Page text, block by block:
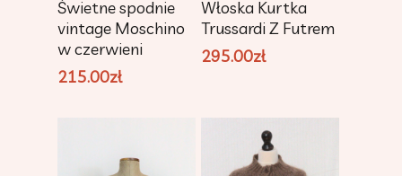
Koszyka
Świetne spodnie
vintage Moschino
w czerwieni
215.00zł
Koszyka
Włoska Kurtka
Trussardi Z Futrem
295.00zł